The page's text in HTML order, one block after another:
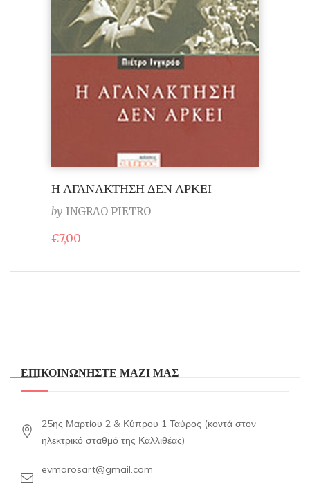
Η ΑΓΑΝΑΚΤΗΣΗ ΔΕΝ ΑΡΚΕΙ
by INGRAO PIETRO
€7,00
ΕΠΙΚΟΙΝΩΝΗΣΤΕ ΜΑΖΙ ΜΑΣ
25ης Μαρτίου 2 & Κύπρου 1 Ταύρος (κοντά στον
ηλεκτρικό σταθμό της Καλλιθέας)
evmarosart@gmail.com